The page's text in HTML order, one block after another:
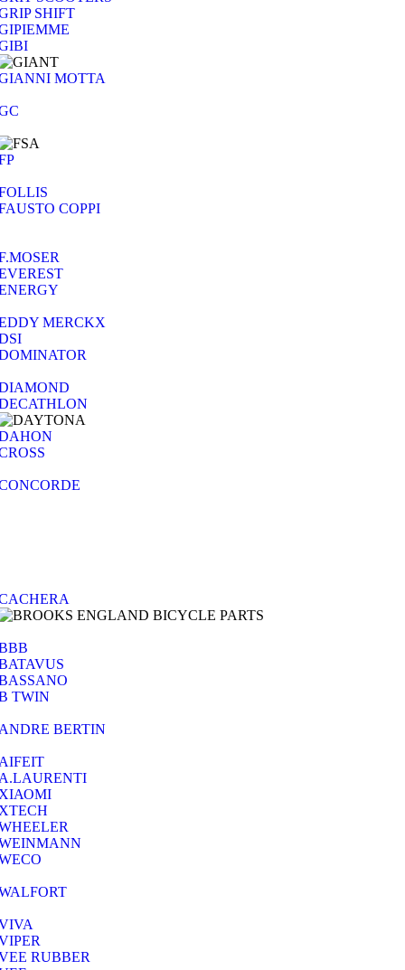
SHIFT
MOTTA
COPPI
MERCKX
TWIN
BERTIN
RUBBER